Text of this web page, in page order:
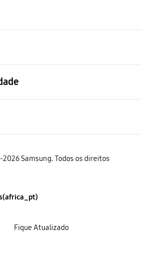
Samsung. Todos os direitos
Fique Atualizado